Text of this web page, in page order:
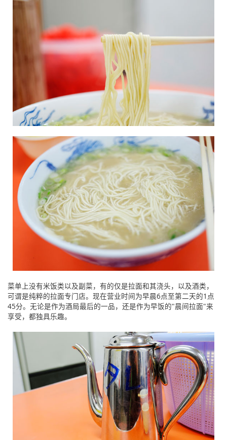
菜单上没有米饭类以及副菜，有的仅是拉面和其浇头，以及酒类，
可谓是纯粹的拉面专门店。现在营业时间为早晨6点至第二天的1点
45分。无论是作为酒局最后的一品，还是作为早饭的"晨间拉面"来
享受，都独具乐趣。